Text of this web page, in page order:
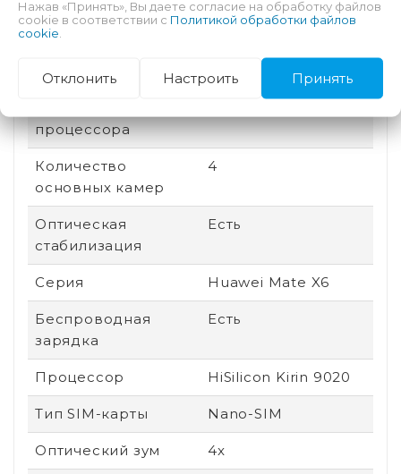
Дата выхода
Быстрая зарядка
процессора
Количество
основных камер
4
Оптическая
стабилизация
Есть
Серия Huawei Mate X6
Беспроводная
зарядка
Есть
Процессор HiSilicon Kirin 9020
Тип SIM-карты Nano-SIM
Оптический зум 4x
Нажав «Принять», Вы даете согласие на обработку файлов
cookie в соответствии с Политикой обработки файлов
cookie
Отклонить Настроить Принять